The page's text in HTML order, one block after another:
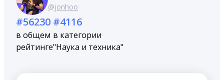
@jonhoo
#56230
в общем
рейтинге
#4116
в категории
"Наука и техника"